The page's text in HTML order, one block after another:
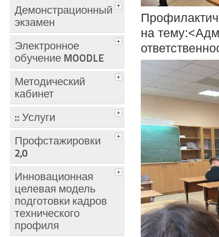
Демонстрационный
экзамен
Электронное
обучение MOODLE
Методический
кабинет
:: Услуги
Профстажировки
2,0
Инновационная
целевая модель
подготовки кадров
технического
профиля
на